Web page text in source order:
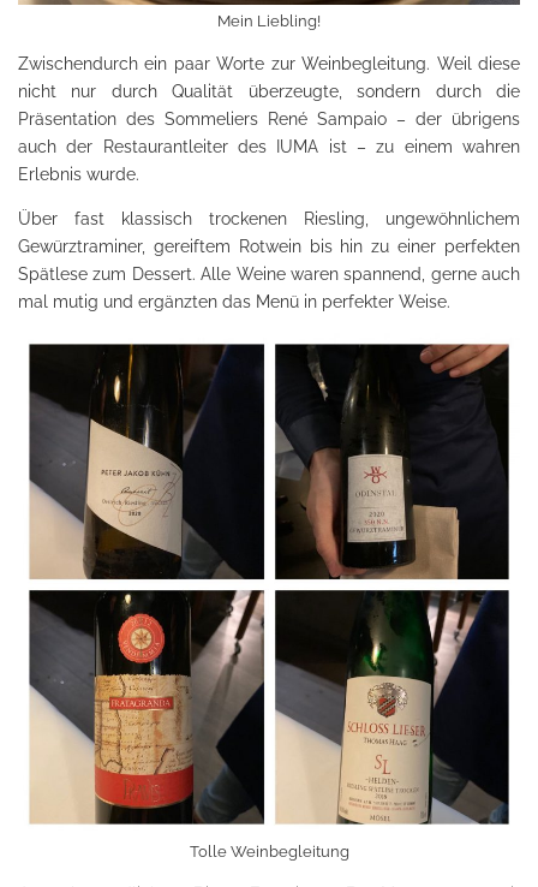
Mein Liebling!
Zwischendurch ein paar Worte zur Weinbegleitung. Weil diese
nicht nur durch Qualität überzeugte, sondern durch die
Präsentation des Sommeliers René Sampaio – der übrigens
auch der Restaurantleiter des IUMA ist – zu einem wahren
Erlebnis wurde.
Über fast klassisch trockenen Riesling, ungewöhnlichem
Gewürztraminer, gereiftem Rotwein bis hin zu einer perfekten
Spätlese zum Dessert. Alle Weine waren spannend, gerne auch
mal mutig und ergänzten das Menü in perfekter Weise.
Tolle Weinbegleitung